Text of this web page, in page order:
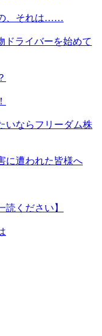
、それは……
ドライバーを始めて
いならフリーダム株
に遭われた皆様へ
読ください】